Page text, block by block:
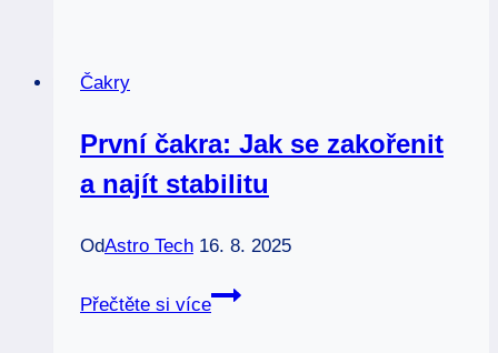
rovnováze
Čakry
První čakra: Jak se zakořenit
a najít stabilitu
OdAstro Tech 16. 8. 2025
Přečtěte si více
První